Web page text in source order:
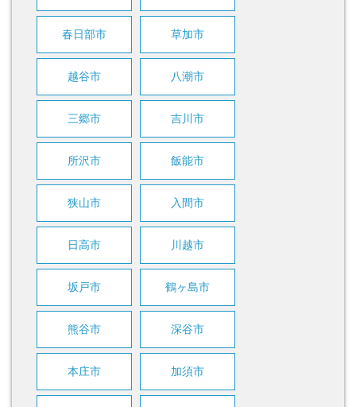
春日部市 草加市
越谷市 八潮市
三郷市 吉川市
所沢市 飯能市
狭山市 入間市
日高市 川越市
坂戸市 鶴ヶ島市
熊谷市 深谷市
本庄市 加須市